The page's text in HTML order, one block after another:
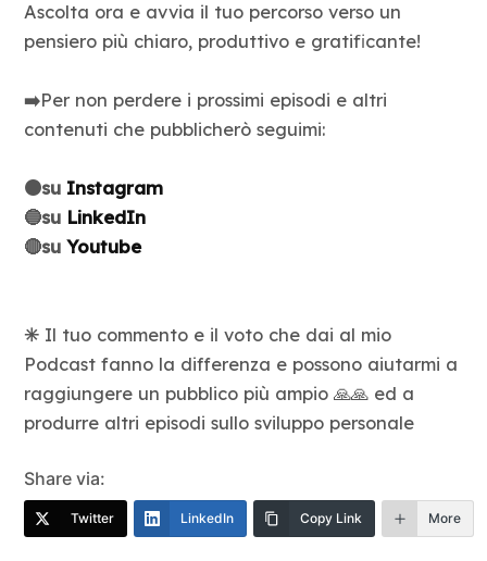
Ascolta ora e avvia il tuo percorso verso un
pensiero più chiaro, produttivo e gratificante!
➡️Per non perdere i prossimi episodi e altri
contenuti che pubblicherò seguimi:
🟠su Instagram
🔵su LinkedIn
🔴suYoutube
✳️ Il tuo commento e il voto che dai al mio
Podcast fanno la differenza e possono aiutarmi a
raggiungere un pubblico più ampio 🙏🙏 ed a
produrre altri episodi sullo sviluppo personale
Share via:
Twitter LinkedIn Copy Link More